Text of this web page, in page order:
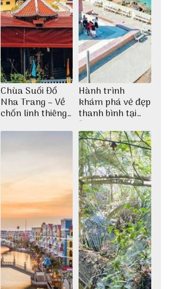
Chùa Suối Đổ
Nha Trang – Về
chốn linh thiêng
thiền định
Hành trình
khám phá vẻ đẹp
thanh bình tại
Đảo Phú Quý